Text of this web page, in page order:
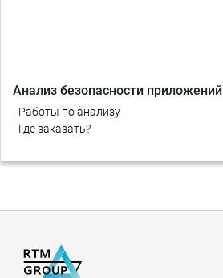
Анализ безопасности приложений
- Работы по анализу
- Где заказать?